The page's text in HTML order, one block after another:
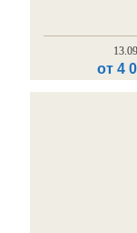
от 4